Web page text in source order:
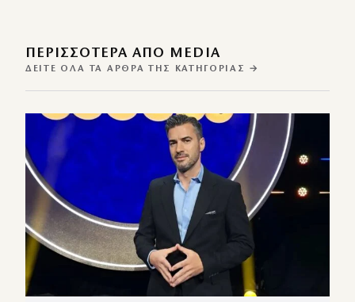
ΠΕΡΙΣΣΌΤΕΡΑ ΑΠΌ MEDIA
ΔΕΊΤΕ ΌΛΑ ΤΑ ΆΡΘΡΑ ΤΗΣ ΚΑΤΗΓΟΡΊΑΣ →